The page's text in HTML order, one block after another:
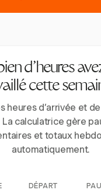
d’heures
cette
heures d’arrivée et
La calculatrice gère
et totaux
automatiquement.
DÉPART